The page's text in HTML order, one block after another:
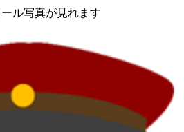
ル写真が見れます